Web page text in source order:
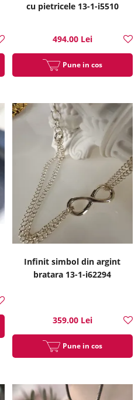
cu pietricele 13-1-i5510
494.00 Lei
Pune in cos
Infinit simbol din argint
bratara 13-1-i62294
359.00 Lei
Pune in cos